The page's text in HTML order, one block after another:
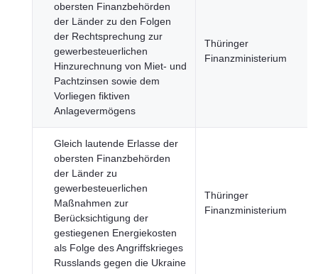
obersten Finanzbehörden
der Länder zu den Folgen
der Rechtsprechung zur
gewerbesteuerlichen
Hinzurechnung von Miet- und
Pachtzinsen sowie dem
Vorliegen fiktiven
Anlagevermögens
Thüringer
Finanzministerium
Gleich lautende Erlasse der
obersten Finanzbehörden
der Länder zu
gewerbesteuerlichen
Maßnahmen zur
Berücksichtigung der
gestiegenen Energiekosten
als Folge des Angriffskrieges
Russlands gegen die Ukraine
Thüringer
Finanzministerium